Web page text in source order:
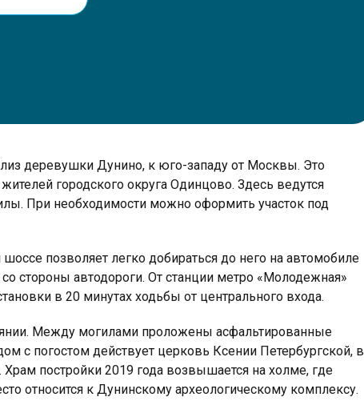
деревушки Дунино, к юго-западу от Москвы. Это
городского округа Одинцово. Здесь ведутся
При необходимости можно оформить участок под
позволяет легко добираться до него на автомобиле
стороны автодороги. От станции метро «Молодежная»
в 20 минутах ходьбы от центрального входа.
Между могилами проложены асфальтированные
с погостом действует церковь Ксении Петербургской, в
постройки 2019 года возвышается на холме, где
относится к Дунинскому археологическому комплексу.